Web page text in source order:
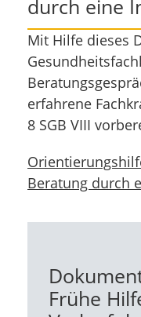
durch eine
Mit Hilfe dieses
erfahrene
8 SGB VIII
Beratung durch
Frühe